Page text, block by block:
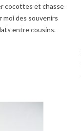
cocottes et chasse
moi des souvenirs
entre cousins.